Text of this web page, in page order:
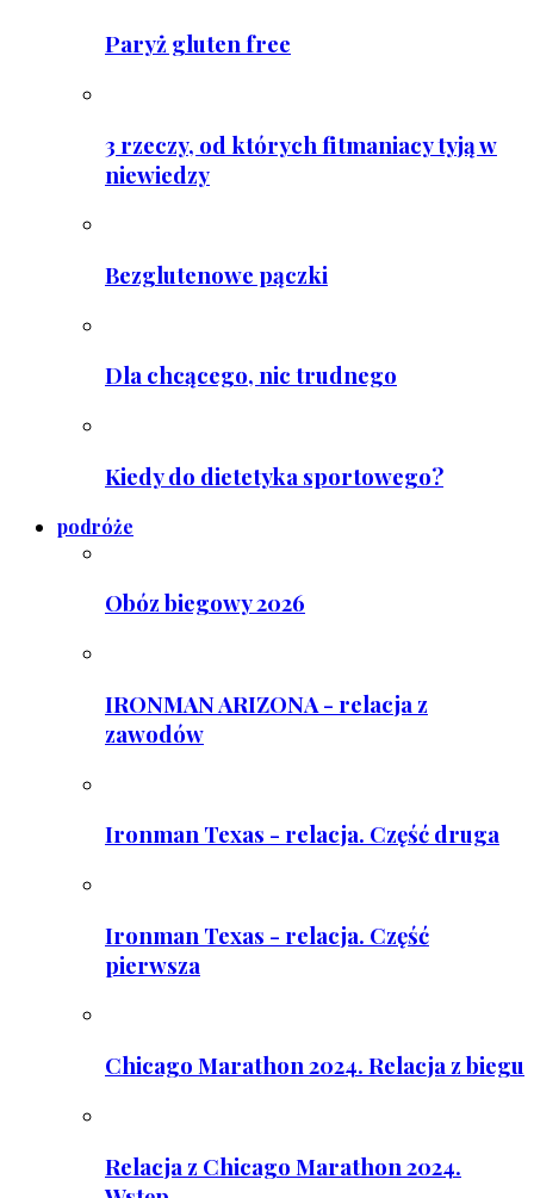
Paryż gluten free
3 rzeczy, od których fitmaniacy tyją w
niewiedzy
Bezglutenowe pączki
Dla chcącego, nic trudnego
Kiedy do dietetyka sportowego?
podróże
Obóz biegowy 2026
IRONMAN ARIZONA - relacja z
zawodów
Ironman Texas - relacja. Część druga
Ironman Texas - relacja. Część
pierwsza
Chicago Marathon 2024. Relacja z biegu
Relacja z Chicago Marathon 2024.